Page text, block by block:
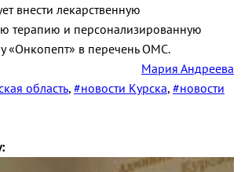
внести лекарственную
терапию и персонализированную
«Онкопепт» в перечень ОМС.
Мария Андреева
область, #новости Курска, #новости